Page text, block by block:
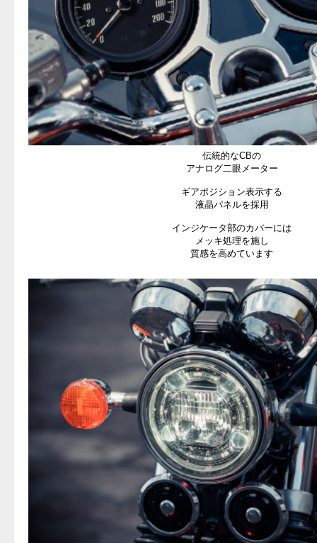
伝統的なCBの
アナログ二眼メーター
ギアポジション表示する
液晶パネルを採用
インジケータ部のカバーには
メッキ処理を施し
質感を高めています